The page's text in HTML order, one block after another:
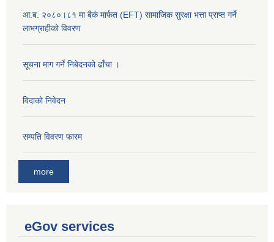
आ.ब. २०८०।८१ मा बैकं मार्फत (EFT) सामाजिक सुरक्षा भत्ता प्राप्त गर्ने
लाभग्राहीको विवरण
सूचना माग गर्ने निबेदनको ढाँचा ।
विदाको निवेदन
सम्पति विवरण फारम
more
eGov services